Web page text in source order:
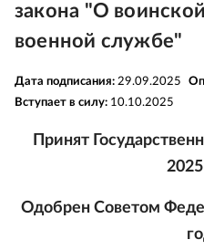
закона "О
военной службе"
Дата подписания: 29.09.2025
Вступает в силу: 10.10.2025
Принят
Одобрен Советом